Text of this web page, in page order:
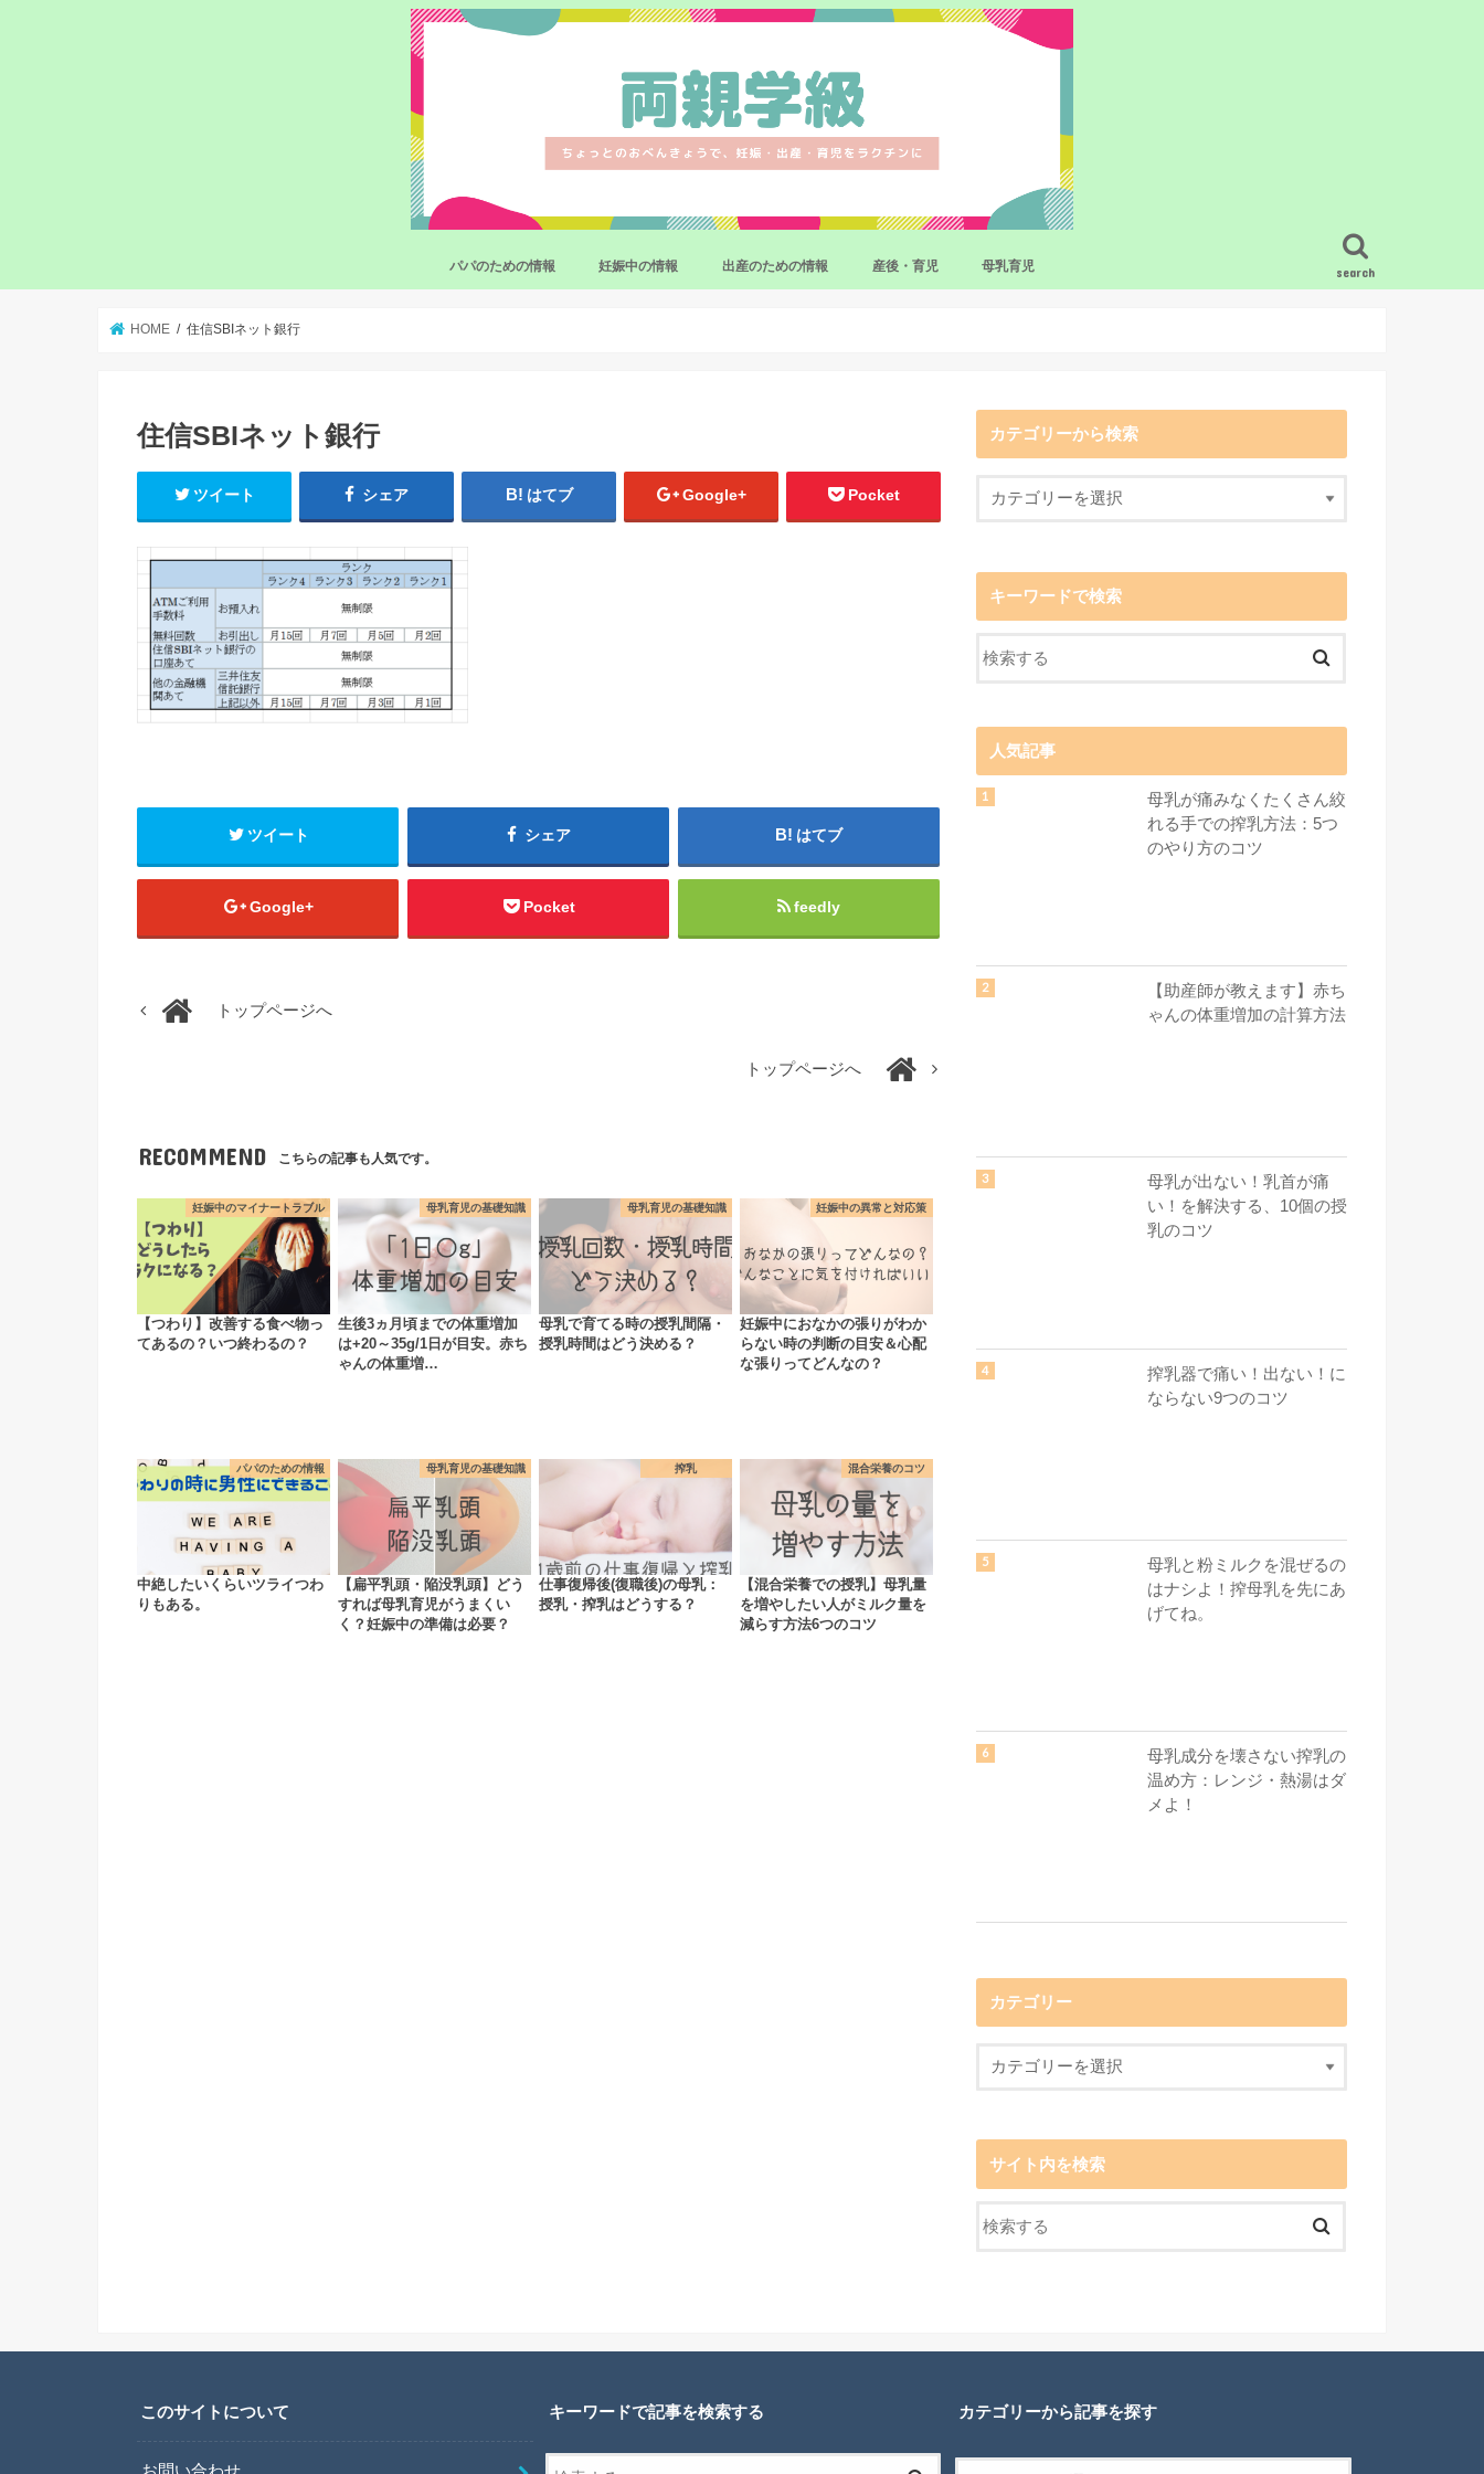
search
パパのための情報 妊娠中の情報 出産のための情報 産後・育児 母乳育児
HOME 住信SBIネット銀行
住信SBIネット銀行
ツイート シェア はてブ Google+ Pocket
ツイート シェア はてブ
Google+ Pocket feedly
トップページへ
トップページへ
RECOMMEND こちらの記事も人気です。
妊娠中のマイナートラブル
【つわり】改善する食べ物っ
てあるの？いつ終わるの？
母乳育児の基礎知識
生後3ヵ月頃までの体重増加
は+20～35g/1日が目安。赤ち
ゃんの体重増…
母乳育児の基礎知識
母乳で育てる時の授乳間隔・
授乳時間はどう決める？
妊娠中の異常と対応策
妊娠中におなかの張りがわか
らない時の判断の目安＆心配
な張りってどんなの？
パパのための情報
中絶したいくらいツライつわ
りもある。
母乳育児の基礎知識
【扁平乳頭・陥没乳頭】どう
すれば母乳育児がうまくい
く？妊娠中の準備は必要？
搾乳
仕事復帰後(復職後)の母乳：
授乳・搾乳はどうする？
混合栄養のコツ
【混合栄養での授乳】母乳量
を増やしたい人がミルク量を
減らす方法6つのコツ
カテゴリーから検索
キーワードで検索
人気記事
母乳が痛みなくたくさん絞
れる手での搾乳方法：5つ
のやり方のコツ
【助産師が教えます】赤ち
ゃんの体重増加の計算方法
母乳が出ない！乳首が痛
い！を解決する、10個の授
乳のコツ
搾乳器で痛い！出ない！に
ならない9つのコツ
母乳と粉ミルクを混ぜるの
はナシよ！搾母乳を先にあ
げてね。
母乳成分を壊さない搾乳の
温め方：レンジ・熱湯はダ
メよ！
カテゴリー
サイト内を検索
このサイトについて キーワードで記事を検索する カテゴリーから記事を探す